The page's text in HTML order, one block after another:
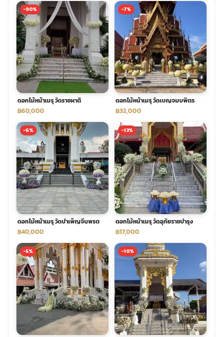
-90%
ดอกไม้หน้าเมรุ วัดราชผาติ
฿60,000
-7%
ดอกไม้หน้าเมรุ วัดเบญจมบพิตร
฿32,000
-6%
ดอกไม้หน้าเมรุ วัดบำเพ็ญจีนพรต
฿40,000
-13%
ดอกไม้หน้าเมรุ วัดอุภัยราชบำรุง
฿17,000
-5% -10%